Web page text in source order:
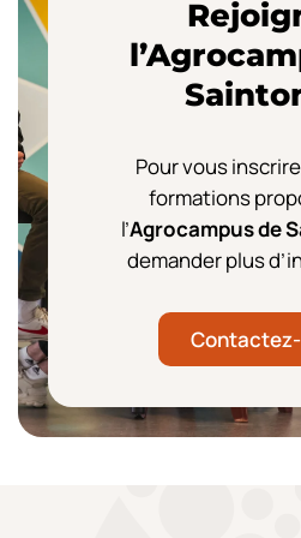
Pour vous
formations
l’Agrocampus de
demander plus